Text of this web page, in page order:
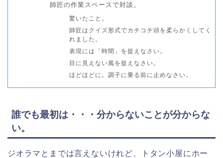
師匠の作業スペースで対談。
驚いたこと。
師匠はクイズ形式でカチコチ頭を柔らかくしてく
れました。
表現には「時間」を捉えなさい。
目に見えない風を捉えなさい。
ほどほどに。調子に乗る前に止めなさい。
誰でも最初は・・・分からないことが分からな
い。
ジオラマとまでは言えないけれど、トタン小屋にホー